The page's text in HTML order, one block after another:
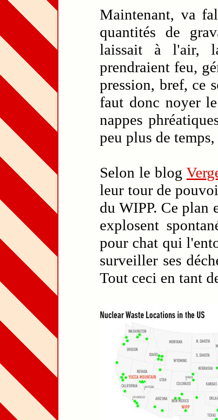
Maintenant, va
quantités de
laissait à l'air,
prendraient feu,
pression, bref, ce
faut donc noyer
nappes
peu plus de
Selon le blog
leur tour de
du WIPP. Ce plan
explosent
pour chat qui
surveiller ses
Tout ceci en tant